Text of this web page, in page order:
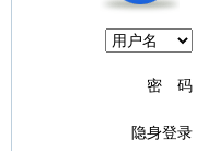
密 码
隐身登录